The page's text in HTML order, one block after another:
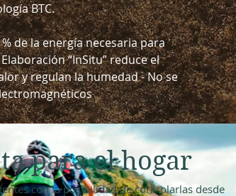
BTC.
de la energía necesaria para
“InSitu” reduce el
y regulan la humedad - No se
para el hogar
con la posibilidad de controlarlas desde